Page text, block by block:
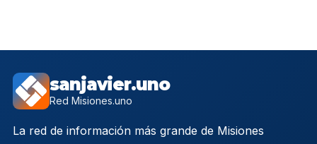
sanjavier.uno
Red Misiones.uno
La red de información más grande de Misiones